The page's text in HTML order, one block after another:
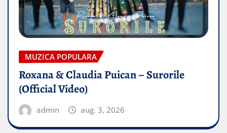
MUZICA POPULARA
Roxana & Claudia Puican – Surorile
(Official Video)
admin aug. 3, 2026